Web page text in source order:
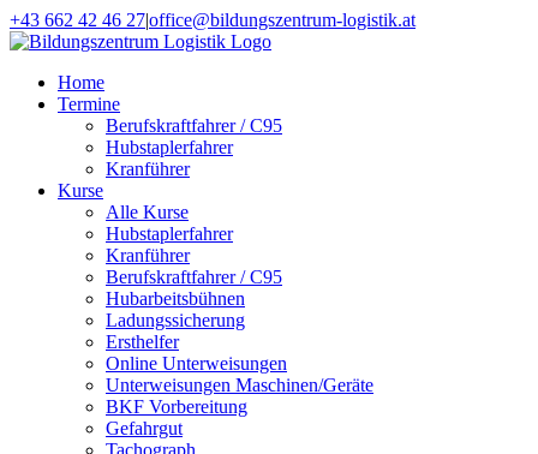
Zum
Inhalt
+43 662 42 46 27|office@bildungszentrum-logistik.at
Facebook
E-
Home
Termine
Berufskraftfahrer / C95
Hubstaplerfahrer
Kranführer
Kurse
Alle Kurse
Hubstaplerfahrer
Kranführer
Berufskraftfahrer / C95
Hubarbeitsbühnen
Ladungssicherung
Ersthelfer
Online Unterweisungen
Unterweisungen Maschinen/Geräte
BKF Vorbereitung
Gefahrgut
Tachograph